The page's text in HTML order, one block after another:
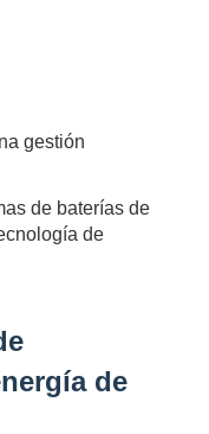
gestión
de baterías de
de
de